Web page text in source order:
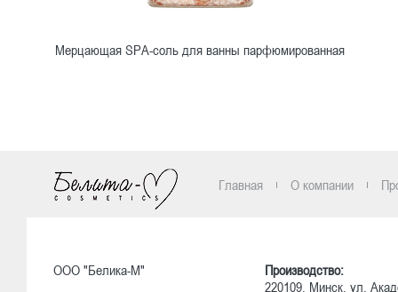
Мерцающая SРA-соль для ванны парфюмированная
Главная О компании
ООО "Белика-М"
Производство:
220109, Минск, ул.